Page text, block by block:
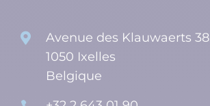

Avenue des Klauwaerts 38
1050 Ixelles
Belgique